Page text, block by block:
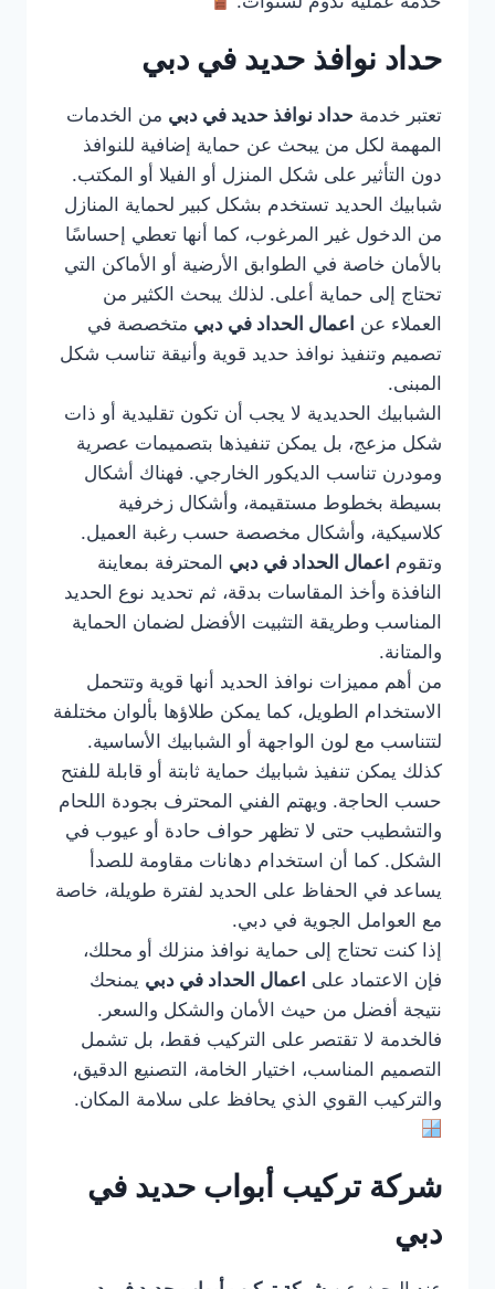
حداد نوافذ حديد في دبي
تعتبر خدمة حداد نوافذ حديد في دبي من الخدمات
المهمة لكل من يبحث عن حماية إضافية للنوافذ
دون التأثير على شكل المنزل أو الفيلا أو المكتب.
شبابيك الحديد تستخدم بشكل كبير لحماية المنازل
من الدخول غير المرغوب، كما أنها تعطي إحساسًا
بالأمان خاصة في الطوابق الأرضية أو الأماكن التي
تحتاج إلى حماية أعلى. لذلك يبحث الكثير من
العملاء عن اعمال الحداد في دبي متخصصة في
تصميم وتنفيذ نوافذ حديد قوية وأنيقة تناسب شكل
المبنى.
الشبابيك الحديدية لا يجب أن تكون تقليدية أو ذات
شكل مزعج، بل يمكن تنفيذها بتصميمات عصرية
ومودرن تناسب الديكور الخارجي. فهناك أشكال
بسيطة بخطوط مستقيمة، وأشكال زخرفية
كلاسيكية، وأشكال مخصصة حسب رغبة العميل.
وتقوم اعمال الحداد في دبي المحترفة بمعاينة
النافذة وأخذ المقاسات بدقة، ثم تحديد نوع الحديد
المناسب وطريقة التثبيت الأفضل لضمان الحماية
والمتانة.
من أهم مميزات نوافذ الحديد أنها قوية وتتحمل
الاستخدام الطويل، كما يمكن طلاؤها بألوان مختلفة
لتتناسب مع لون الواجهة أو الشبابيك الأساسية.
كذلك يمكن تنفيذ شبابيك حماية ثابتة أو قابلة للفتح
حسب الحاجة. ويهتم الفني المحترف بجودة اللحام
والتشطيب حتى لا تظهر حواف حادة أو عيوب في
الشكل. كما أن استخدام دهانات مقاومة للصدأ
يساعد في الحفاظ على الحديد لفترة طويلة، خاصة
مع العوامل الجوية في دبي.
إذا كنت تحتاج إلى حماية نوافذ منزلك أو محلك،
فإن الاعتماد على اعمال الحداد في دبي يمنحك
نتيجة أفضل من حيث الأمان والشكل والسعر.
فالخدمة لا تقتصر على التركيب فقط، بل تشمل
التصميم المناسب، اختيار الخامة، التصنيع الدقيق،
والتركيب القوي الذي يحافظ على سلامة المكان.
شركة تركيب أبواب حديد في
دبي